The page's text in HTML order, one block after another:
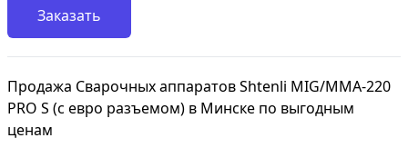
Заказать
Продажа Сварочных аппаратов Shtenli MIG/MMA-220
PRO S (с евро разъемом) в Минске по выгодным
ценам